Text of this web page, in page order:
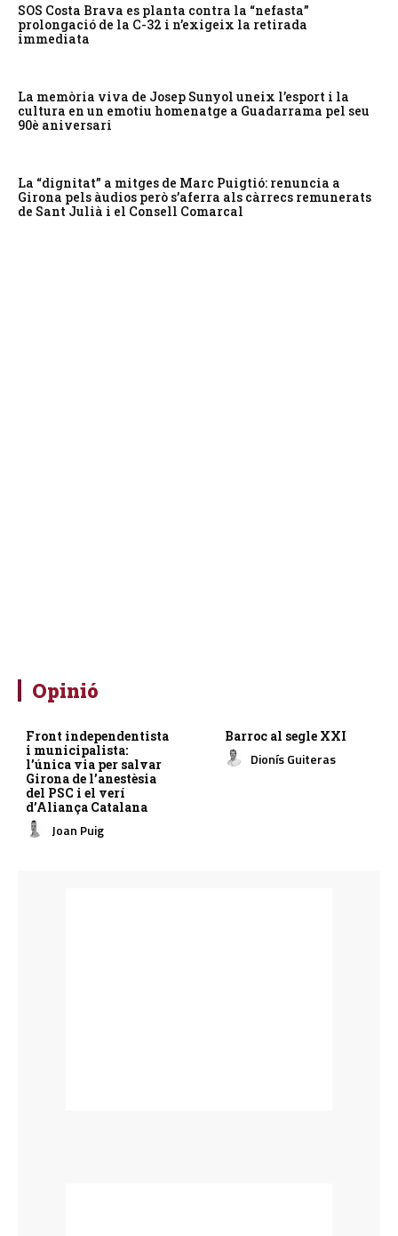
SOS Costa Brava es planta contra la “nefasta”
prolongació de la C-32 i n’exigeix la retirada
immediata
La memòria viva de Josep Sunyol uneix l’esport i la
cultura en un emotiu homenatge a Guadarrama pel seu
90è aniversari
La “dignitat” a mitges de Marc Puigtió: renuncia a
Girona pels àudios però s’aferra als càrrecs remunerats
de Sant Julià i el Consell Comarcal
Opinió
Front independentista
i municipalista:
l’única via per salvar
Girona de l’anestèsia
del PSC i el verí
d’Aliança Catalana
Joan Puig
Barroc al segle XXI
Dionís Guiteras